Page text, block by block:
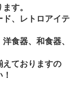
す。
ド、レトロアイテ
食器、和食器、
えておりますの